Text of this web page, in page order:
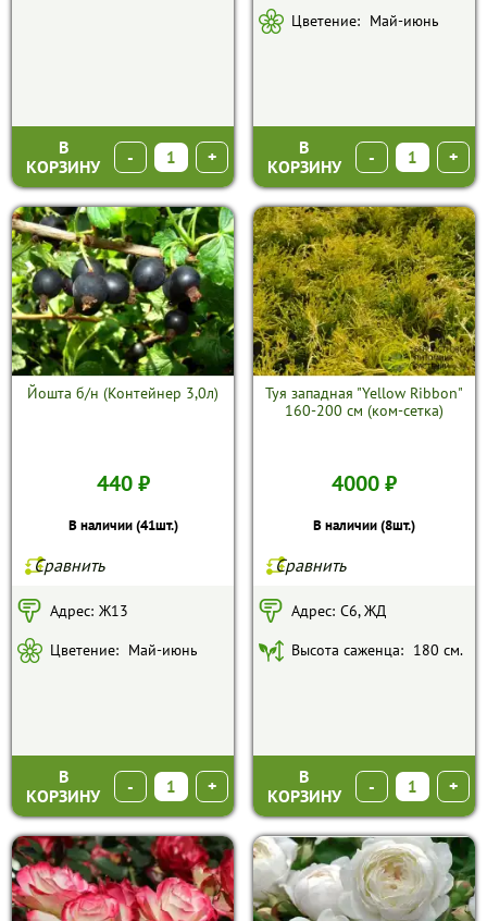
В
КОРЗИНУ
- +
Цветение: Май-июнь
В
КОРЗИНУ
- +
Йошта б/н (Контейнер 3,0л)
440 ₽
В наличии (41шт.)
Сравнить
Адрес: Ж13
Цветение: Май-июнь
В
КОРЗИНУ
- +
Туя западная "Yellow Ribbon"
160-200 см (ком-сетка)
4000 ₽
В наличии (8шт.)
Сравнить
Адрес: С6, ЖД
Высота саженца: 180 см.
В
КОРЗИНУ
- +